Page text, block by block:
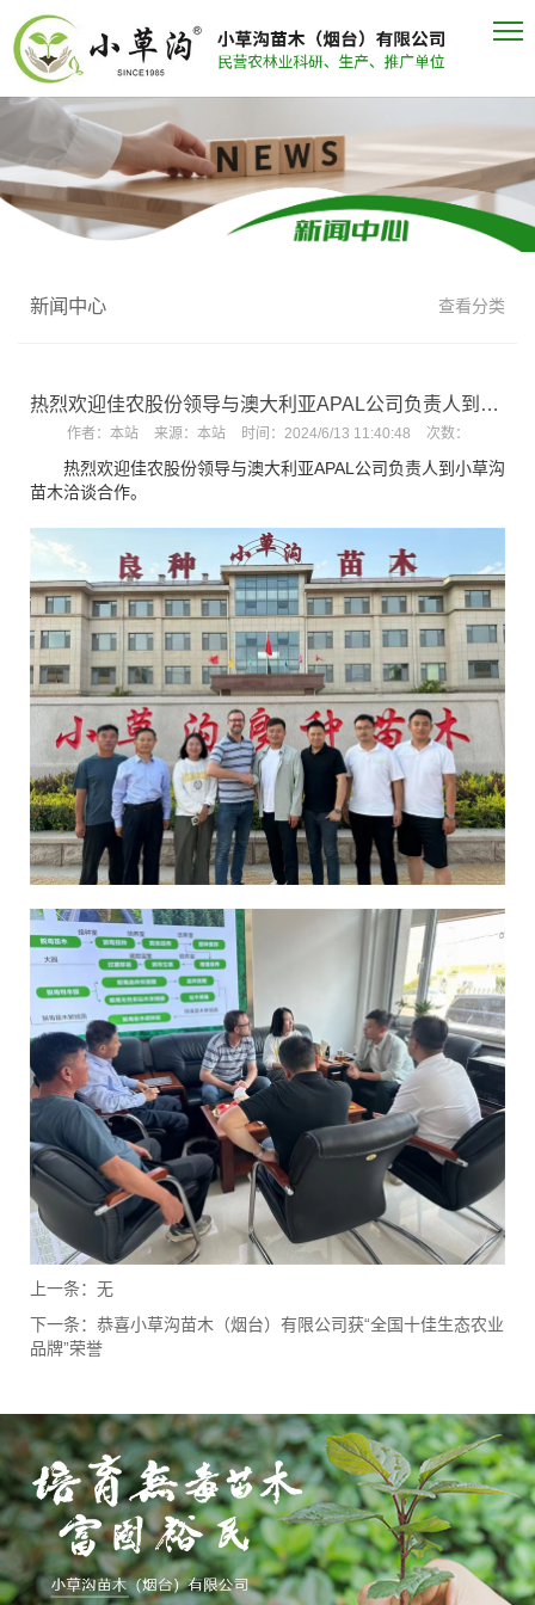
新闻中心 查看分类
热烈欢迎佳农股份领导与澳大利亚APAL公司负责人到小草沟苗木洽谈合作
作者： 本站 来源： 本站 时间： 2024/6/13 11:40:48 次数：
热烈欢迎佳农股份领导与澳大利亚APAL公司负责人到小草沟
苗木洽谈合作。
上一条： 无
下一条： 恭喜小草沟苗木（烟台）有限公司获“全国十佳生态农业
品牌”荣誉